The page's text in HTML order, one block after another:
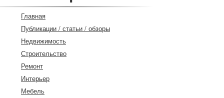
Главная
Публикации / статьи / обзоры
Недвижимость
Строительство
Ремонт
Интерьер
Мебель